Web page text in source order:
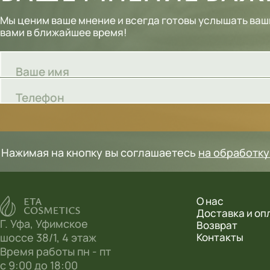
Шампуни
Основы под макияж
Мыло
Мы ценим ваше мнение и всегда готовы услышать
вами в ближайшее время!
Ваше имя
Телефон
Нажимая на кнопку вы соглашаетесь на
Г. Уфа, Уфимское
шоссе 38/1, 4 этаж
Время работы пн - пт
с 9:00 до 18:00
О нас
Доставка и
Возврат
Контакты